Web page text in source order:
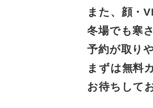
また、顔・
冬場でも寒
予約が取り
まずは無料
お待ちして